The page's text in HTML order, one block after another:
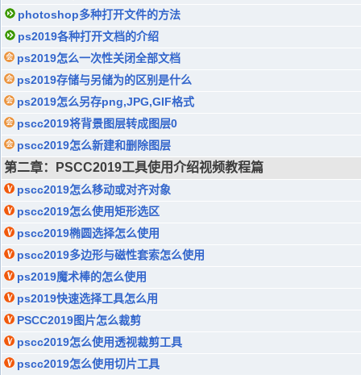
photoshop多种打开文件的方法
ps2019各种打开文档的介绍
ps2019怎么一次性关闭全部文档
ps2019存储与另储为的区别是什么
ps2019怎么另存png,JPG,GIF格式
pscc2019将背景图层转成图层0
pscc2019怎么新建和删除图层
第二章：PSCC2019工具使用介绍视频教程篇
pscc2019怎么移动或对齐对象
pscc2019怎么使用矩形选区
pscc2019椭圆选择怎么使用
pscc2019多边形与磁性套索怎么使用
ps2019魔术棒的怎么使用
ps2019快速选择工具怎么用
PSCC2019图片怎么裁剪
pscc2019怎么使用透视裁剪工具
pscc2019怎么使用切片工具